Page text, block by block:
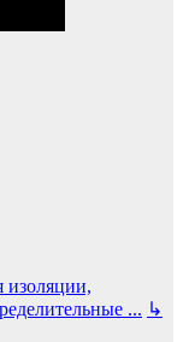
изоляции,
... ↳